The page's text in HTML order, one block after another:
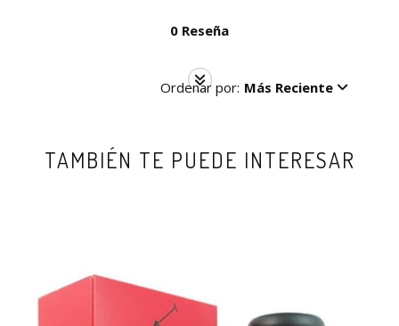
0 Reseña
Ordenar por: Más Reciente
TAMBIÉN TE PUEDE INTERESAR